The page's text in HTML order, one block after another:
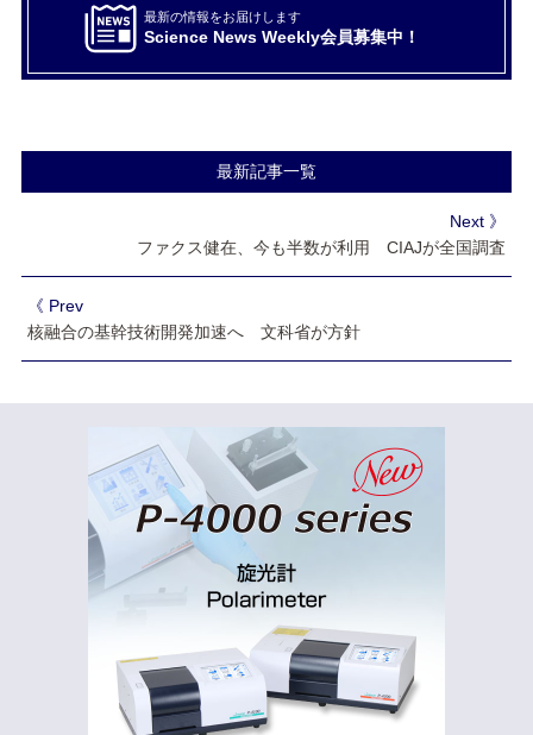
最新の情報をお届けします
Science News Weekly会員募集中！
最新記事一覧
Next 》
ファクス健在、今も半数が利用 CIAJが全国調査
《 Prev
核融合の基幹技術開発加速へ 文科省が方針